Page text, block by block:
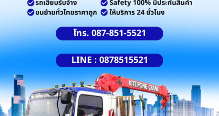
โทร. 087-851-5521
LINE : 0878515521